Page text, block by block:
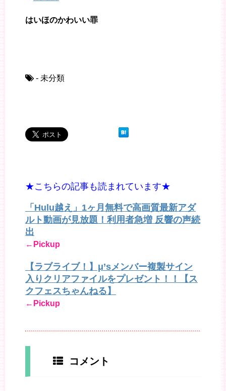
はいほのかわいい罪
- 未分類
★こちらの記事も読まれています★
「Hulu越え」1ヶ月無料で高画質最新アダ
ルト動画が見放題！利用者急増 反響の声続
出
←Pickup
【ラブライブ！】μ’sメンバー複製サイン
入りクリアファイルをプレゼント！！【ス
クフェスちゃんねる】
←Pickup
コメント